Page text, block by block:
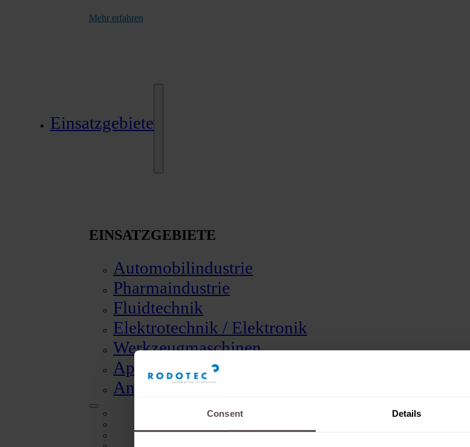
Consent Details
Mehr erfahren
Einsatzgebiete
EINSATZGEBIETE
Automobilindustrie
Pharmaindustrie
Fluidtechnik
Elektrotechnik / Elektronik
Werkzeugmaschinen
Apparate und Instrumentenbau
Andere Anwendungen
Fluidtechnik